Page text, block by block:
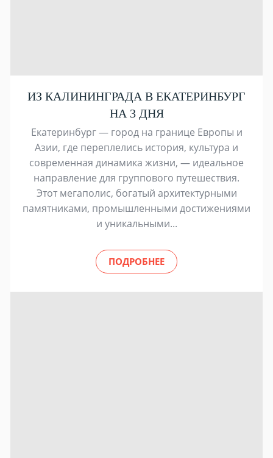
ИЗ КАЛИНИНГРАДА В ЕКАТЕРИНБУРГ
НА 3 ДНЯ
Екатеринбург — город на границе Европы и
Азии, где переплелись история, культура и
современная динамика жизни, — идеальное
направление для группового путешествия.
Этот мегаполис, богатый архитектурными
памятниками, промышленными достижениями
и уникальными...
ПОДРОБНЕЕ